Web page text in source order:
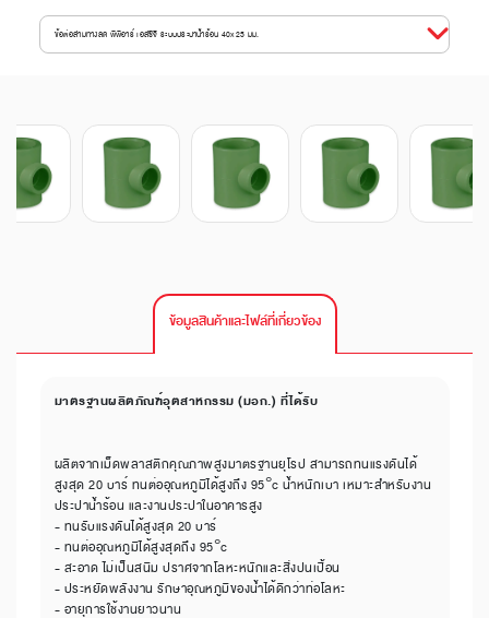
ข้อต่อสามทางลด พีพีอาร์ เอสซีจี ระบบประปาน้ำร้อน 40x25 มม.
ข้อมูลสินค้าและไฟล์ที่เกี่ยวข้อง
มาตรฐานผลิตภัณฑ์อุตสาหกรรม (มอก.) ที่ได้รับ
ผลิตจากเม็ดพลาสติกคุณภาพสูงมาตรฐานยุโรป สามารถทนแรงดันได้
สูงสุด 20 บาร์ ทนต่ออุณหภูมิได้สูงถึง 95°c น้ำหนักเบา เหมาะสำหรับงาน
ประปาน้ำร้อน และงานประปาในอาคารสูง
- ทนรับแรงดันได้สูงสุด 20 บาร์
- ทนต่ออุณหภูมิได้สูงสุดถึง 95°c
- สะอาด ไม่เป็นสนิม ปราศจากโลหะหนักและสิ่งปนเปื้อน
- ประหยัดพลังงาน รักษาอุณหภูมิของน้ำได้ดีกว่าท่อโลหะ
- อายุการใช้งานยาวนาน